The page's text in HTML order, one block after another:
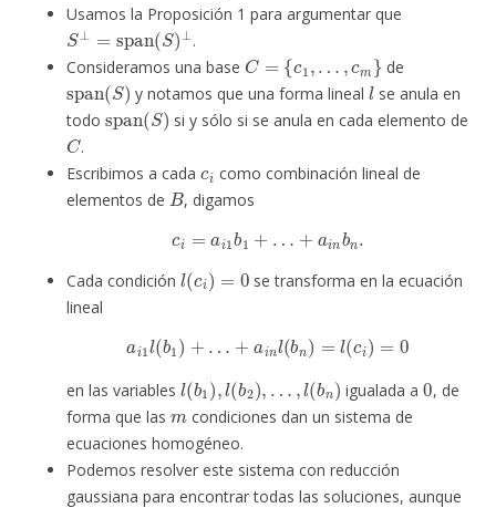
Usamos la Proposición 1 para argumentar que
S⊥=span ( S)⊥
.
Consideramos una base
C= 1
de
span(S)
y notamos que una forma lineal
l
se anula en
todo
span(S)
si y sólo si se anula en cada elemento de
C
.
Escribimos a cada
como combinación lineal de
elementos de
B
, digamos
c i= ai1b + a nb n.
Cada condición
l(c )
se transforma en la ecuación
lineal
ai1 l( b … ai nl(b n =l (ci)= 0
en las variables
l(b 1 l(b 2 bn
igualada a
0
, de
forma que las
m
condiciones dan un sistema de
ecuaciones homogéneo.
Podemos resolver este sistema con reducción
gaussiana para encontrar todas las soluciones, aunque